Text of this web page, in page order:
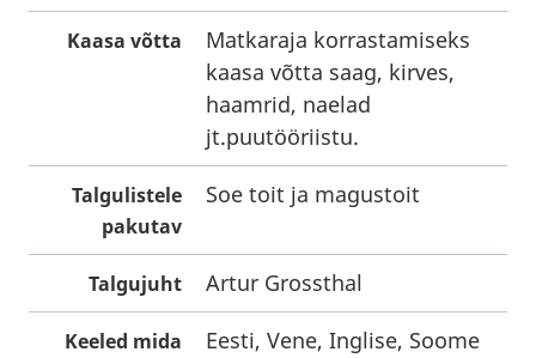
Kaasa võtta
Matkaraja korrastamiseks
kaasa võtta saag, kirves,
haamrid, naelad
jt.puutööriistu.
Talgulistele
pakutav
Soe toit ja magustoit
Talgujuht Artur Grossthal
Keeled mida
Eesti, Vene, Inglise, Soome